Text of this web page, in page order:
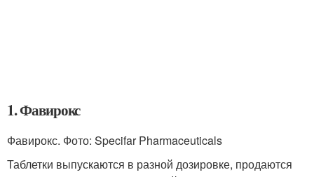
1. Фавирокс
Фавирокс. Фото: Specifar Pharmaceuticals
Таблетки выпускаются в разной дозировке, продаются